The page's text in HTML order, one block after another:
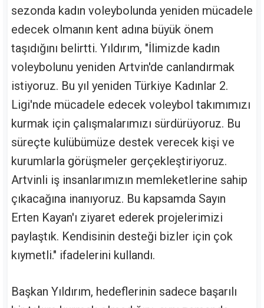
sezonda kadın voleybolunda yeniden mücadele
edecek olmanın kent adına büyük önem
taşıdığını belirtti. Yıldırım, "İlimizde kadın
voleybolunu yeniden Artvin'de canlandırmak
istiyoruz. Bu yıl yeniden Türkiye Kadınlar 2.
Ligi'nde mücadele edecek voleybol takımımızı
kurmak için çalışmalarımızı sürdürüyoruz. Bu
süreçte kulübümüze destek verecek kişi ve
kurumlarla görüşmeler gerçekleştiriyoruz.
Artvinli iş insanlarımızın memleketlerine sahip
çıkacağına inanıyoruz. Bu kapsamda Sayın
Erten Kayan'ı ziyaret ederek projelerimizi
paylaştık. Kendisinin desteği bizler için çok
kıymetli." ifadelerini kullandı.
Başkan Yıldırım, hedeflerinin sadece başarılı